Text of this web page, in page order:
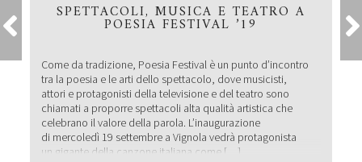
SPETTACOLI, MUSICA E TEATRO A
POESIA FESTIVAL ’19
Come da tradizione, Poesia Festival è un punto d’incontro
tra la poesia e le arti dello spettacolo, dove musicisti,
attori e protagonisti della televisione e del teatro sono
chiamati a proporre spettacoli alta qualità artistica che
celebrano il valore della parola. L’inaugurazione
di mercoledì 19 settembre a Vignola vedrà protagonista
un gigante della canzone italiana come […]